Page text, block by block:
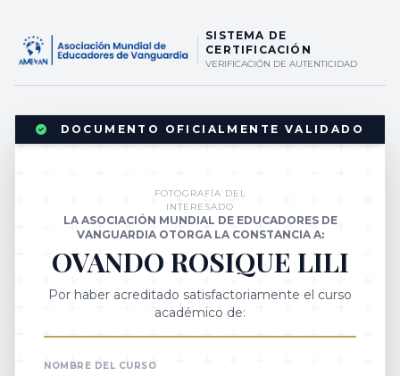
SISTEMA DE
CERTIFICACIÓN
VERIFICACIÓN DE AUTENTICIDAD
DOCUMENTO OFICIALMENTE VALIDADO
FOTOGRAFÍA DEL
INTERESADO
LA ASOCIACIÓN MUNDIAL DE EDUCADORES DE
VANGUARDIA OTORGA LA CONSTANCIA A:
OVANDO ROSIQUE LILI
Por haber acreditado satisfactoriamente el curso
académico de:
NOMBRE DEL CURSO